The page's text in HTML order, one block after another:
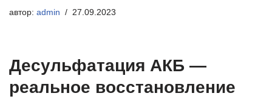
автор: admin 27.09.2023
Десульфатация АКБ —
реальное восстановление